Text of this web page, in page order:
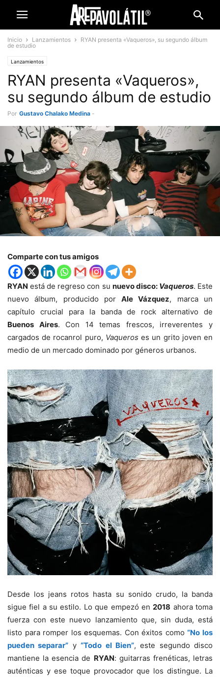
Inicio Lanzamientos
RYAN presenta «Vaqueros», su segundo álbum
de estudio
Lanzamientos
RYAN presenta «Vaqueros»,
su segundo álbum de estudio
Por Gustavo Chalako Medina -
Comparte con tus amigos
RYAN está de regreso con su nuevo disco: Vaqueros. Este
nuevo álbum, producido porAle Vázquez, marca un
capítulo crucial para la banda de rock alternativo de
Buenos Aires. Con 14 temas frescos, irreverentes y
cargados de rocanrol puro, Vaqueros es un grito joven en
medio de un mercado dominado por géneros urbanos.
Desde los jeans rotos hasta su sonido crudo, la banda
sigue fiel a su estilo. Lo que empezó en2018 ahora toma
fuerza con este nuevo lanzamiento que, sin duda, está
listo para romper los esquemas. Con éxitos como“No los
pueden separar” y“Todo el Bien”, este segundo disco
mantiene la esencia de RYAN: guitarras frenéticas, letras
auténticas y ese toque provocador que los distingue. La